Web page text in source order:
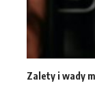
Zalety i wady